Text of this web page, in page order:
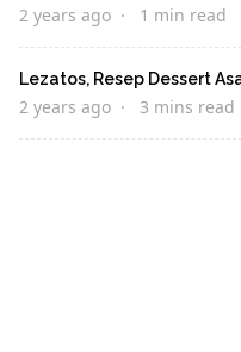
2 years ago 1 min read
Lezatos, Resep Dessert
2 years ago 3 mins read